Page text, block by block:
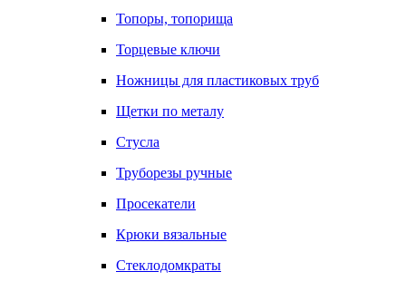
Топоры, топорища
Торцевые ключи
Ножницы для пластиковых труб
Щетки по металу
Стусла
Труборезы ручные
Просекатели
Крюки вязальные
Стеклодомкраты